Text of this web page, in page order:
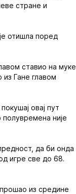
стране и
отишла поред
ставио на муке
из Гане главом
овај пут
полувремена није
да би онда
игре све до 68.
из средине